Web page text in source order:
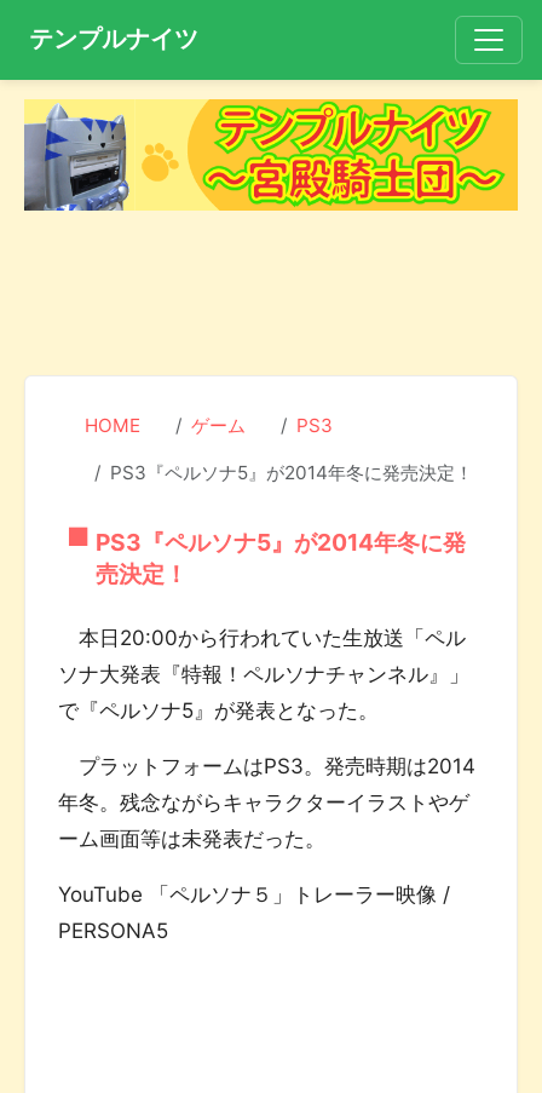
テンプルナイツ
HOME ゲーム PS3
PS3『ペルソナ5』が2014年冬に発売決定！
PS3『ペルソナ5』が2014年冬に発
売決定！
本日20:00から行われていた生放送「ペル
ソナ大発表『特報！ペルソナチャンネル』」
で『ペルソナ5』が発表となった。
プラットフォームはPS3。発売時期は2014
年冬。残念ながらキャラクターイラストやゲ
ーム画面等は未発表だった。
YouTube 「ペルソナ５」トレーラー映像 /
PERSONA5